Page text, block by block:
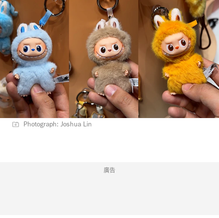
Photograph: Joshua Lin
廣告